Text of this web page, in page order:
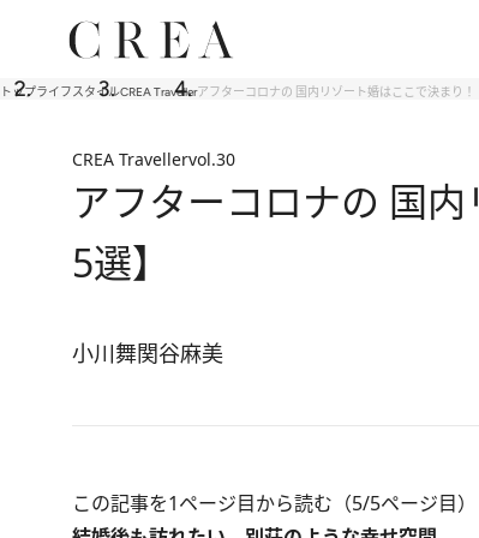
トップライフスタイルCREA Travellerアフターコロナの 国内リゾート婚はここで決まり！
CREA Travellervol.30
アフターコロナの 国
5選】
小川舞関谷麻美
この記事を1ページ目から読む（5/5ページ目）